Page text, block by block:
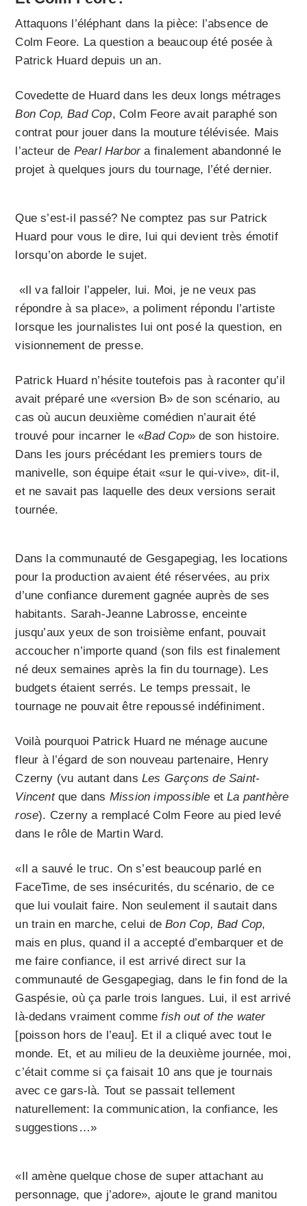
Attaquons l’éléphant dans la pièce: l’absence de
Colm Feore. La question a beaucoup été posée à
Patrick Huard depuis un an.
Covedette de Huard dans les deux longs métrages
Bon Cop, Bad Cop, Colm Feore avait paraphé son
contrat pour jouer dans la mouture télévisée. Mais
l’acteur de Pearl Harbora finalement abandonné le
projet à quelques jours du tournage, l’été dernier.
Que s’est-il passé? Ne comptez pas sur Patrick
Huard pour vous le dire, lui qui devient très émotif
lorsqu’on aborde le sujet.
«Il va falloir l’appeler, lui. Moi, je ne veux pas
répondre à sa place», a poliment répondu l’artiste
lorsque les journalistes lui ont posé la question, en
visionnement de presse.
Patrick Huard n’hésite toutefois pas à raconter qu’il
avait préparé une «version B» de son scénario, au
cas où aucun deuxième comédien n’aurait été
trouvé pour incarner le «Bad Cop» de son histoire.
Dans les jours précédant les premiers tours de
manivelle, son équipe était «sur le qui-vive», dit-il,
et ne savait pas laquelle des deux versions serait
tournée.
Dans la communauté de Gesgapegiag, les locations
pour la production avaient été réservées, au prix
d’une confiance durement gagnée auprès de ses
habitants. Sarah-Jeanne Labrosse, enceinte
jusqu’aux yeux de son troisième enfant, pouvait
accoucher n’importe quand (son fils est finalement
né deux semaines après la fin du tournage). Les
budgets étaient serrés. Le temps pressait, le
tournage ne pouvait être repoussé indéfiniment.
Voilà pourquoi Patrick Huard ne ménage aucune
fleur à l’égard de son nouveau partenaire, Henry
Czerny (vu autant dansLes Garçons de Saint-
Vincentque dans Mission impossible etLa panthère
rose). Czerny a remplacé Colm Feore au pied levé
dans le rôle de Martin Ward.
«Il a sauvé le truc. On s’est beaucoup parlé en
FaceTime, de ses insécurités, du scénario, de ce
que lui voulait faire. Non seulement il sautait dans
un train en marche, celui deBon Cop, Bad Cop,
mais en plus, quand il a accepté d’embarquer et de
me faire confiance, il est arrivé direct sur la
communauté de Gesgapegiag, dans le fin fond de la
Gaspésie, où ça parle trois langues. Lui, il est arrivé
là-dedans vraiment commefish out of the water
[poisson hors de l’eau]. Et il a cliqué avec tout le
monde. Et, et au milieu de la deuxième journée, moi,
c’était comme si ça faisait 10 ans que je tournais
avec ce gars-là. Tout se passait tellement
naturellement: la communication, la confiance, les
suggestions…»
«Il amène quelque chose de super attachant au
personnage, que j’adore», ajoute le grand manitou